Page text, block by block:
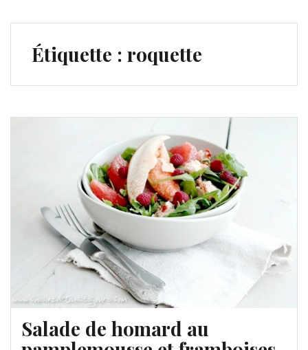
Étiquette : roquette
Salade de homard au